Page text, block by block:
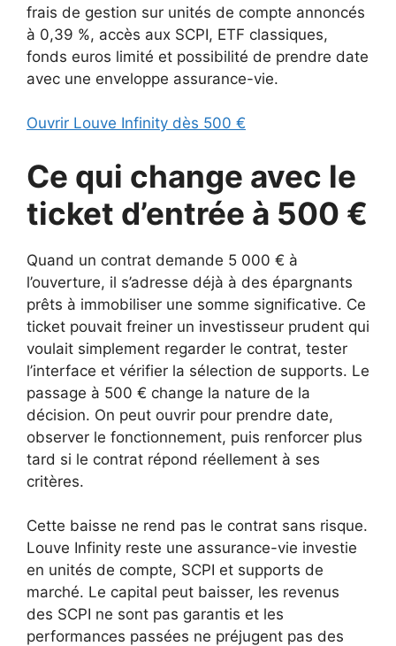
frais de gestion sur unités de compte annoncés
à 0,39 %, accès aux SCPI, ETF classiques,
fonds euros limité et possibilité de prendre date
avec une enveloppe assurance-vie.
Ouvrir Louve Infinity dès 500 €
Ce qui change avec le
ticket d’entrée à 500 €
Quand un contrat demande 5 000 € à
l’ouverture, il s’adresse déjà à des épargnants
prêts à immobiliser une somme significative. Ce
ticket pouvait freiner un investisseur prudent qui
voulait simplement regarder le contrat, tester
l’interface et vérifier la sélection de supports. Le
passage à 500 € change la nature de la
décision. On peut ouvrir pour prendre date,
observer le fonctionnement, puis renforcer plus
tard si le contrat répond réellement à ses
critères.
Cette baisse ne rend pas le contrat sans risque.
Louve Infinity reste une assurance-vie investie
en unités de compte, SCPI et supports de
marché. Le capital peut baisser, les revenus
des SCPI ne sont pas garantis et les
performances passées ne préjugent pas des